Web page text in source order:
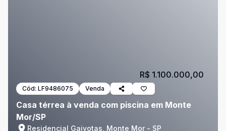
Cód: LF9486075 Venda
Casa térrea à venda com piscina em Monte
Mor/SP
Residencial Gaivotas, Monte Mor - SP
R$ 1.100.000,00